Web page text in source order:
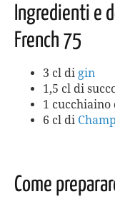
Ingredienti e
French 75
3 cl di gin
1,5 cl di
1 cucchiaino
6 cl di
Come